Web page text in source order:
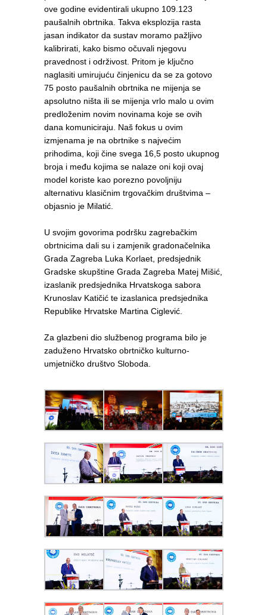
ove godine evidentirali ukupno 109.123
paušalnih obrtnika. Takva eksplozija rasta
jasan indikator da sustav moramo pažljivo
kalibrirati, kako bismo očuvali njegovu
pravednost i održivost. Pritom je ključno
naglasiti umirujuću činjenicu da se za gotovo
75 posto paušalnih obrtnika ne mijenja se
apsolutno ništa ili se mijenja vrlo malo u ovim
predloženim novim novinama koje se ovih
dana komuniciraju. Naš fokus u ovim
izmjenama je na obrtnike s najvećim
prihodima, koji čine svega 16,5 posto ukupnog
broja i među kojima se nalaze oni koji ovaj
model koriste kao porezno povoljniju
alternativu klasičnim trgovačkim društvima –
objasnio je Milatić.
U svojim govorima podršku zagrebačkim
obrtnicima dali su i zamjenik gradonačelnika
Grada Zagreba Luka Korlaet, predsjednik
Gradske skupštine Grada Zagreba Matej Mišić,
izaslanik predsjednika Hrvatskoga sabora
Krunoslav Katičić te izaslanica predsjednika
Republike Hrvatske Martina Ciglević.
Za glazbeni dio službenog programa bilo je
zaduženo Hrvatsko obrtničko kulturno-
umjetničko društvo Sloboda.